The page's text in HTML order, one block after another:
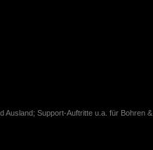
Ausland; Support-Auftritte u.a. für Bohren &